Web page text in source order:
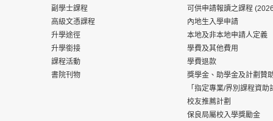
副學士課程
高級文憑課程
升學途徑
升學銜接
課程活動
書院刊物
可供申請報讀之課程
內地生入學申請
本地及非本地申請人定義
學費及其他費用
學費退款
獎學金、助學金及計劃贊
「指定專業/界別課程資
校友推薦計劃
保良局屬校入學獎勵金